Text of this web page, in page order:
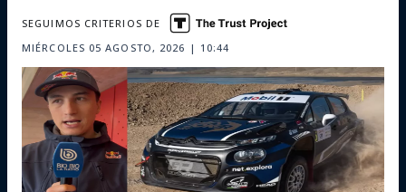
MIÉRCOLES 05 AGOSTO, 2026 | 10:44
SEGUIMOS CRITERIOS DE